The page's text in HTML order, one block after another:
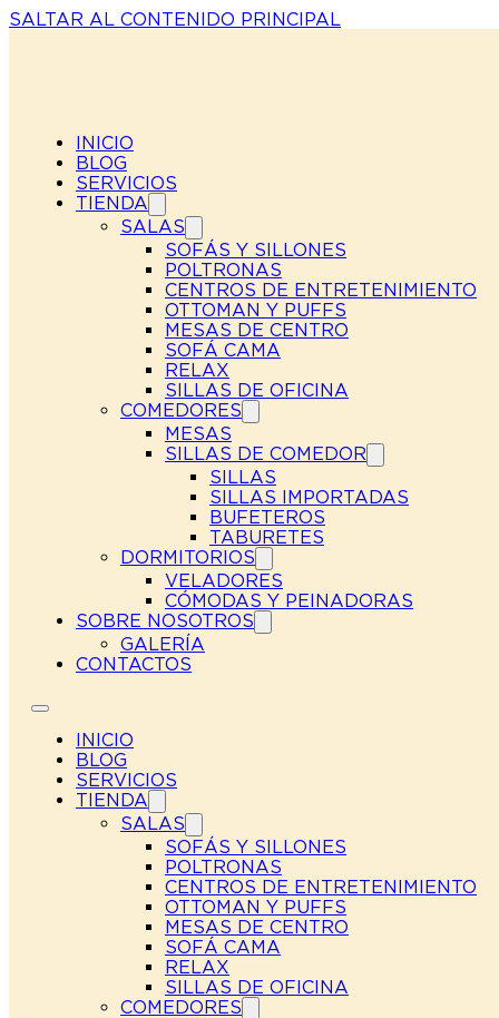
SALTAR AL CONTENIDO PRINCIPAL
INICIO
BLOG
SERVICIOS
TIENDA
SALAS
SOFÁS Y SILLONES
POLTRONAS
CENTROS DE ENTRETENIMIENTO
OTTOMAN Y PUFFS
MESAS DE CENTRO
SOFÁ CAMA
RELAX
SILLAS DE OFICINA
COMEDORES
MESAS
SILLAS DE COMEDOR
SILLAS
SILLAS IMPORTADAS
BUFETEROS
TABURETES
DORMITORIOS
VELADORES
CÓMODAS Y PEINADORAS
SOBRE NOSOTROS
GALERÍA
CONTACTOS
INICIO
BLOG
SERVICIOS
TIENDA
SALAS
SOFÁS Y SILLONES
POLTRONAS
CENTROS DE ENTRETENIMIENTO
OTTOMAN Y PUFFS
MESAS DE CENTRO
SOFÁ CAMA
RELAX
SILLAS DE OFICINA
COMEDORES